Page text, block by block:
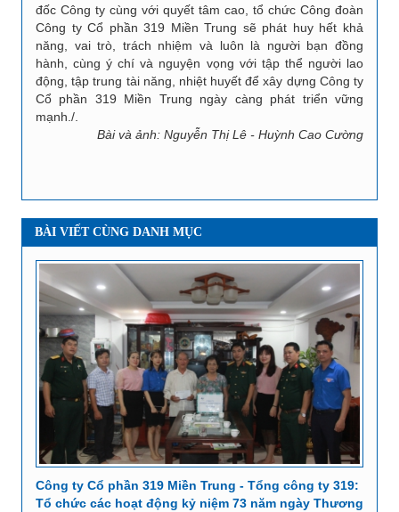
đốc Công ty cùng với quyết tâm cao, tổ chức Công đoàn
Công ty Cổ phần 319 Miền Trung sẽ phát huy hết khả
năng, vai trò, trách nhiệm và luôn là người bạn đồng
hành, cùng ý chí và nguyện vọng với tập thể người lao
động, tập trung tài năng, nhiệt huyết để xây dựng Công ty
Cổ phần 319 Miền Trung ngày càng phát triển vững
mạnh./.
Bài và ảnh: Nguyễn Thị Lê - Huỳnh Cao Cường
BÀI VIẾT CÙNG DANH MỤC
Công ty Cổ phần 319 Miền Trung - Tổng công ty 319:
Tổ chức các hoạt động kỷ niệm 73 năm ngày Thương